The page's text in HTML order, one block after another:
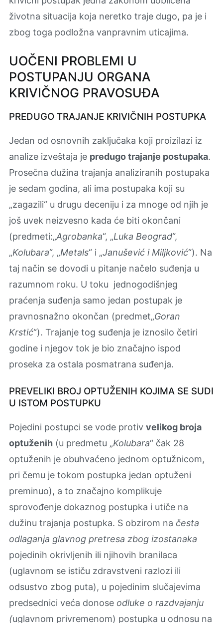
životna situacija koja neretko traje dugo, pa je i
zbog toga podložna vanpravnim uticajima.
UOČENI PROBLEMI U
POSTUPANJU ORGANA
KRIVIČNOG PRAVOSUĐA
PREDUGO TRAJANJE KRIVIČNIH POSTUPKA
Jedan od osnovnih zaklјučaka koji proizilazi iz
analize izveštaja je predugo trajanje postupaka.
Prosečna dužina trajanja analiziranih postupaka
je sedam godina, ali ima postupaka koji su
„zagazili“ u drugu deceniju i za mnoge od njih je
još uvek neizvesno kada će biti okončani
(predmeti:„Agrobanka“, „Luka Beograd“,
„Kolubara“, „Metals“ i „Janušević i Miljković“). Na
taj način se dovodi u pitanje načelo suđenja u
razumnom roku. U toku jednogodišnjeg
praćenja suđenja samo jedan postupak je
pravnosnažno okončan (predmet„Goran
Krstić“). Trajanje tog suđenja je iznosilo četiri
godine i njegov tok je bio značajno ispod
proseka za ostala posmatrana suđenja.
PREVELIKI BROJ OPTUŽENIH KOJIMA SE SUDI
U ISTOM POSTUPKU
Pojedini postupci se vode protiv velikog broja
optuženih (u predmetu „Kolubara“ čak 28
optuženih je obuhvaćeno jednom optužnicom,
pri čemu je tokom postupka jedan optuženi
preminuo), a to značajno komplikuje
sprovođenje dokaznog postupka i utiče na
dužinu trajanja postupka. S obzirom na česta
odlaganja glavnog pretresa zbog izostanaka
pojedinih okrivlјenih ili njihovih branilaca
(uglavnom se ističu zdravstveni razlozi ili
odsustvo zbog puta), u pojedinim slučajevima
predsednici veća donose odluke o razdvajanju
(uglavnom privremenom) postupka u odnosu na